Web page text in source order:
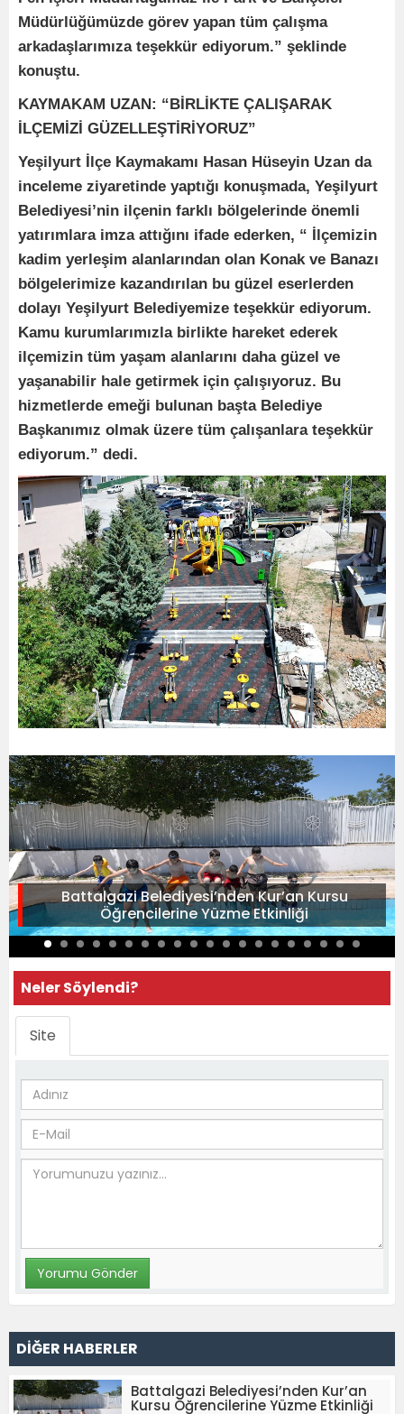
Müdürlüğümüzde görev yapan tüm çalışma
arkadaşlarımıza teşekkür ediyorum.” şeklinde
konuştu.
KAYMAKAM UZAN: “BİRLİKTE ÇALIŞARAK
İLÇEMİZİ GÜZELLEŞTİRİYORUZ”
Yeşilyurt İlçe Kaymakamı Hasan Hüseyin Uzan da
inceleme ziyaretinde yaptığı konuşmada, Yeşilyurt
Belediyesi’nin ilçenin farklı bölgelerinde önemli
yatırımlara imza attığını ifade ederken, “ İlçemizin
kadim yerleşim alanlarından olan Konak ve Banazı
bölgelerimize kazandırılan bu güzel eserlerden
dolayı Yeşilyurt Belediyemize teşekkür ediyorum.
Kamu kurumlarımızla birlikte hareket ederek
ilçemizin tüm yaşam alanlarını daha güzel ve
yaşanabilir hale getirmek için çalışıyoruz. Bu
hizmetlerde emeği bulunan başta Belediye
Başkanımız olmak üzere tüm çalışanlara teşekkür
ediyorum.” dedi.
Battalgazi Belediyesi’nden Kur’an Kursu
Öğrencilerine Yüzme Etkinliği
Neler Söylendi?
Site
DİĞER HABERLER
Battalgazi Belediyesi’nden Kur’an
Kursu Öğrencilerine Yüzme Etkinliği